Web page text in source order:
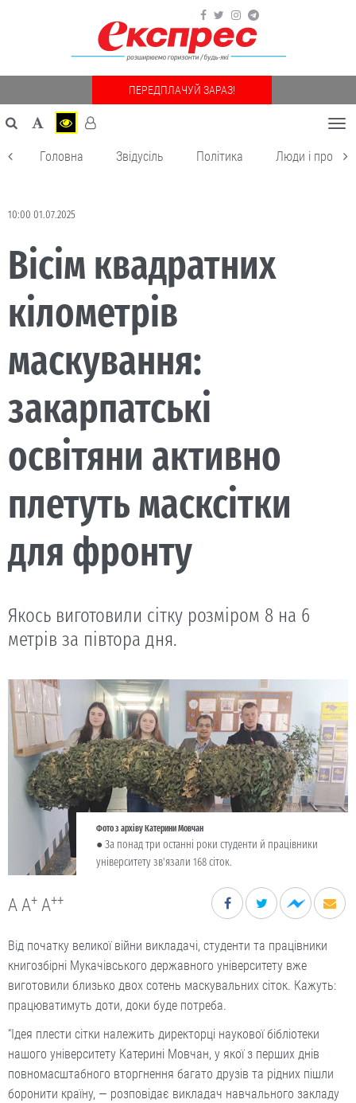
ПЕРЕДПЛАЧУЙ ЗАРАЗ!
Головна Звідусіль Політика Люди і
10:00 01.07.2025
Вісім квадратних
кілометрів
маскування:
закарпатські
освітяни активно
плетуть масксітки
для фронту
Якось виготовили сітку розміром 8 на 6
метрів за півтора дня.
Фото з архіву Катерини Мовчан
● За понад три останні роки студенти й працівники
університету зв'язали 168 сіток.
A A+ A++
Від початку великої війни викладачі, студенти та працівники
книгозбірні Мукачівського державного університету вже
виготовили близько двох сотень маскувальних сіток. Кажуть:
працюватимуть доти, доки буде потреба.
“Ідея плести сітки належить директорці наукової бібліотеки
нашого університету Катерині Мовчан, у якої з перших днів
повномасштабного вторгнення багато друзів та рідних пішли
боронити країну, — розповідає викладач навчального закладу